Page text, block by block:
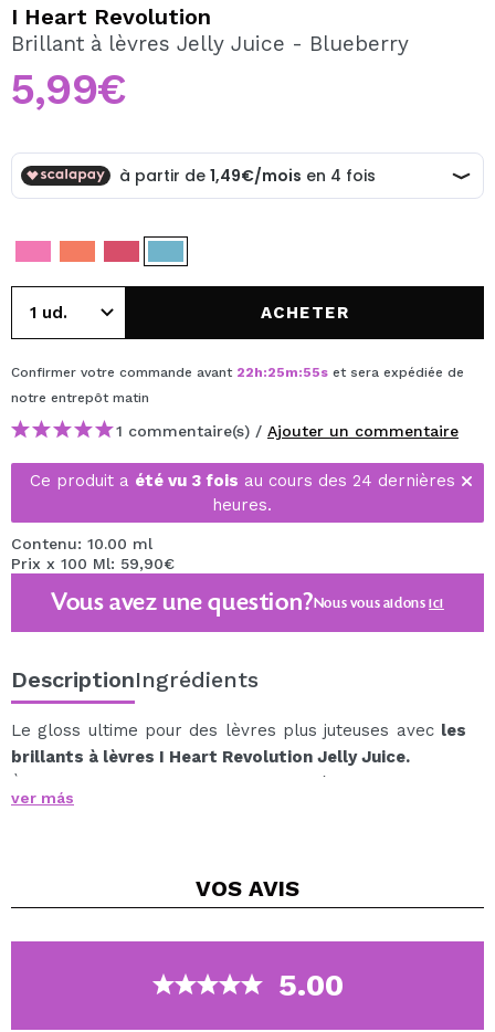
En créant un compte sur Maquibeauty.fr vous pourrez
effectuer vos achats rapidement, vérifier l'état de vos
commandes et consulter vos opérations précédentes.
CRÉER UN COMPTE
I Heart Revolution
Brillant à lèvres Jelly Juice - Blueberry
5,99€
ACHETER
Confirmer votre commande avant 22h:25m:55s et sera expédiée de
notre entrepôt matin
1 commentaire(s) / Ajouter un commentaire
Ce produit a été vu 3 fois au cours des 24 dernières
heures.
Contenu: 10.00 ml
Prix x 100 Ml: 59,90€
Vous avez une question?Nous vous aidonsici
DescriptionIngrédients
Le gloss ultime pour des lèvres plus juteuses avec les
brillants à lèvres I Heart Revolution Jelly Juice.
À profiter! Ces formules pour les lèvres Jelly Juice
ajoutent une touche de couleur à votre collection de
Chaque gloss à base d'eau contient de l'acide
et faire briller vos lèvres.
Et le meilleur ? Ils sont tous livrés avec le pendentif en
gelée de fruits assorti le plus mignon.
ver más
VOS AVIS
5.00